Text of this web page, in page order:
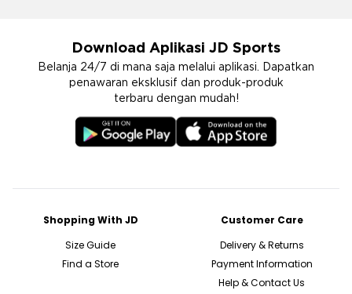
Download Aplikasi JD Sports
Belanja 24/7 di mana saja melalui aplikasi. Dapatkan
penawaran eksklusif dan produk-produk
terbaru dengan mudah!
Shopping With JD
Size Guide
Find a Store
Customer Care
Delivery & Returns
Payment Information
Help & Contact Us